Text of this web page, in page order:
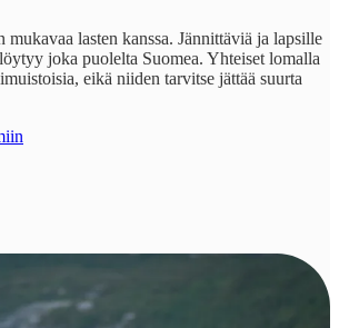
lasten kanssa. Jännittäviä ja lapsille
joka puolelta Suomea. Yhteiset lomalla
eikä niiden tarvitse jättää suurta